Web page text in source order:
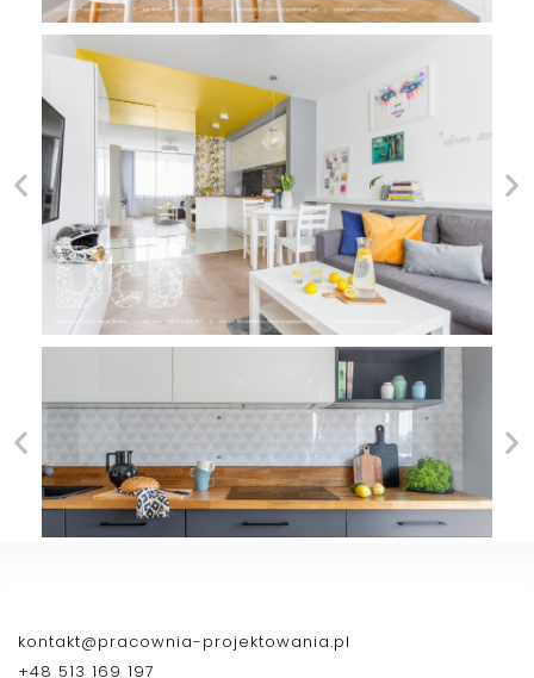
kontakt@pracownia-projektowania.pl
+48 513 169 197